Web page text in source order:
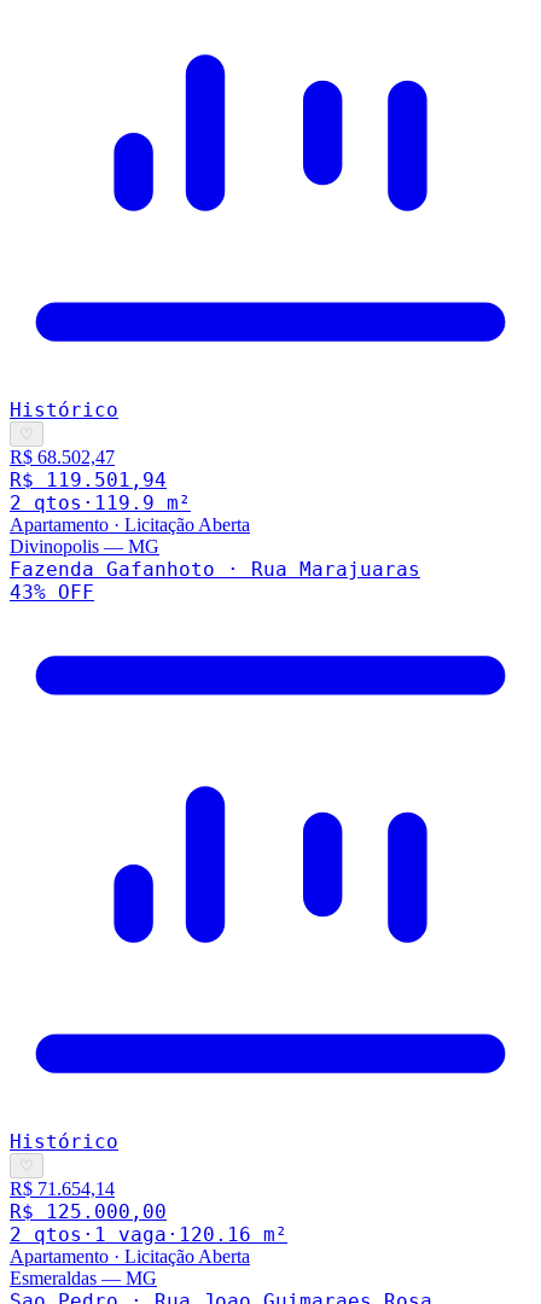
Histórico
♡
R$ 68.502,47
R$ 119.501,94
2 qtos · 119.9 m²
Apartamento · Licitação Aberta
Divinopolis — MG
Fazenda Gafanhoto · Rua Marajuaras
43% OFF
Histórico
♡
R$ 71.654,14
R$ 125.000,00
2 qtos · 1 vaga · 120.16 m²
Apartamento · Licitação Aberta
Esmeraldas — MG